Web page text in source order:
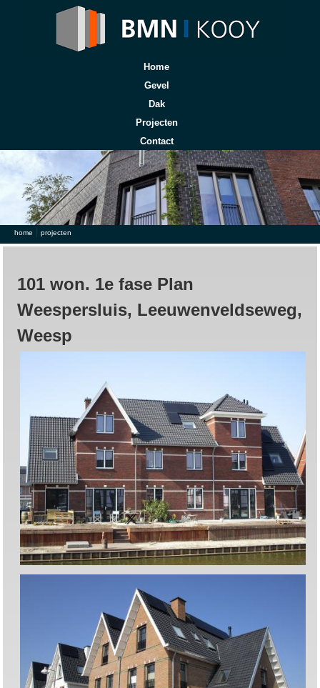
Home
Gevel
Dak
Projecten
Contact
U bent hier
home projecten
101 won. 1e fase Plan
Weespersluis, Leeuwenveldseweg,
Weesp